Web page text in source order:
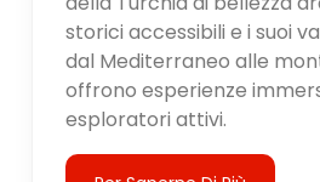
storici accessibili e i suoi
dal Mediterraneo alle
offrono esperienze
esploratori attivi.